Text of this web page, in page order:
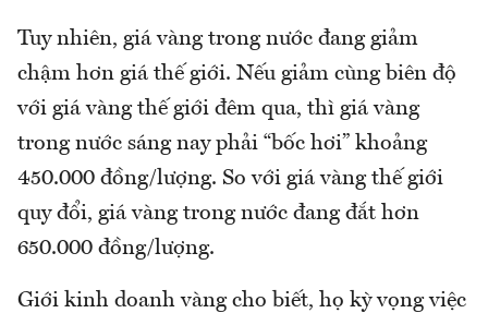
Tuy nhiên, giá vàng trong nước đang giảm
chậm hơn giá thế giới. Nếu giảm cùng biên độ
với giá vàng thế giới đêm qua, thì giá vàng
trong nước sáng nay phải “bốc hơi” khoảng
450.000 đồng/lượng. So với giá vàng thế giới
quy đổi, giá vàng trong nước đang đắt hơn
650.000 đồng/lượng.
Giới kinh doanh vàng cho biết, họ kỳ vọng việc